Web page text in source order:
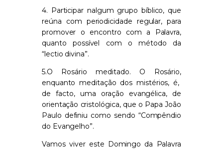
4.
Participar nalgum grupo bíblico, que
reúna com periodicidade regu ar, para
promover o encontro com a Palavra,
quanto possíve l com o método da
“lectio divina”.
5.O Rosário meditado. O Rosário,
enquanto meditação dos mistérios, é,
de facto, uma oração evangélica, de
orientação cristológica, que o Papa João
Paulo definiu como sendo “Compêndio
do Evangelho”.
Vamos viver este Domingo da Palavra